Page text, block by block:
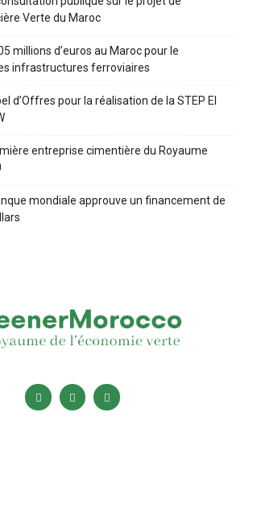
Verte du Maroc
millions d’euros au Maroc pour le
infrastructures ferroviaires
d’Offres pour la réalisation de la STEP El
entreprise cimentière du Royaume
mondiale approuve un financement de